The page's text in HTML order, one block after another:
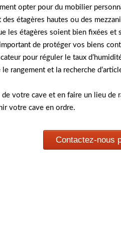
opter pour du mobilier
étagères hautes ou des
les étagères soient bien fixées et
de protéger vos biens
pour réguler le taux
rangement et la recherche
votre cave et en faire un lieu
votre cave en ordre.
Contactez-nous